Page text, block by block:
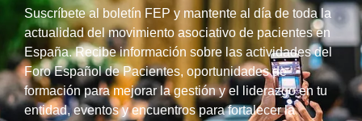
Suscríbete al boletín FEP y mantente al día de toda la
actualidad del movimiento asociativo de pacientes en
España. Recibe información sobre las actividades del
Foro Español de Pacientes, oportunidades de
formación para mejorar la gestión y el liderazgo en tu
entidad, eventos y encuentros para fortalecer la